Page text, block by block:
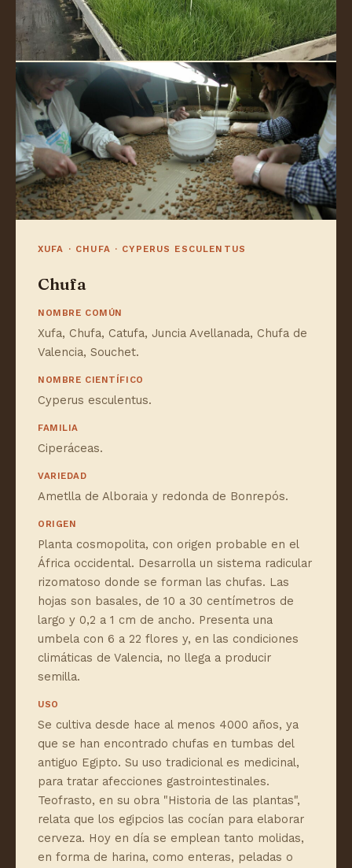
XUFA · CHUFA · CYPERUS ESCULENTUS
Chufa
NOMBRE COMÚN
Xufa, Chufa, Catufa, Juncia Avellanada, Chufa de
Valencia, Souchet.
NOMBRE CIENTÍFICO
Cyperus esculentus.
FAMILIA
Ciperáceas.
VARIEDAD
Ametlla de Alboraia y redonda de Bonrepós.
ORIGEN
Planta cosmopolita, con origen probable en el
África occidental. Desarrolla un sistema radicular
rizomatoso donde se forman las chufas. Las
hojas son basales, de 10 a 30 centímetros de
largo y 0,2 a 1 cm de ancho. Presenta una
umbela con 6 a 22 flores y, en las condiciones
climáticas de Valencia, no llega a producir
semilla.
USO
Se cultiva desde hace al menos 4000 años, ya
que se han encontrado chufas en tumbas del
antiguo Egipto. Su uso tradicional es medicinal,
para tratar afecciones gastrointestinales.
Teofrasto, en su obra "Historia de las plantas",
relata que los egipcios las cocían para elaborar
cerveza. Hoy en día se emplean tanto molidas,
en forma de harina, como enteras, peladas o